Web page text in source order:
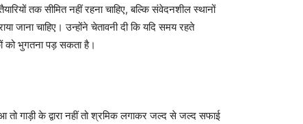
तक सीमित नहीं रहना चाहिए, बल्कि संवेदनशील स्थानों
जाना चाहिए। उन्होंने चेतावनी दी कि यदि समय रहते
को भुगतना पड़ सकता है।
तो गाड़ी के द्वारा नहीं तो श्रमिक लगाकर जल्द से जल्द सफाई